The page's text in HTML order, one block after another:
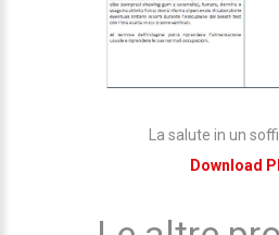
La salute in un
Download